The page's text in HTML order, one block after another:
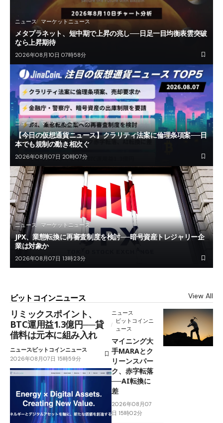
ニュース マーケットニュース
メタプラネット、短中期で上昇の兆し──日足一目均衡表雲突破
なら上昇期待
2026年08月10日 07時58分
ニュース マーケットニュース
【今日の仮想通貨ニュース】クラリティ法案に倫理条項案──日
本でも規制の動き相次ぐ
2026年08月07日 20時07分
ニュース マーケットニュース
JPX、業態転換に再審査制度を検討──暗号資産トレジャリー企
業は対象か
2026年08月07日 13時23分
ビットコインニュース View All
リミックスポイント、
BTC運用益1.3億円──貸
借料は元本に組み入れ
ニュースビットコインニュース
2026年08月07日 15時59分
ニュース
ビットコインニ
ュース
マイニング大
手MARAとク
リーンスパー
ク、赤字転落
──AI転換に
差
2026年08月07
日 15時02分